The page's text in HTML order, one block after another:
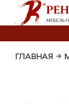
ГЛАВНАЯ →